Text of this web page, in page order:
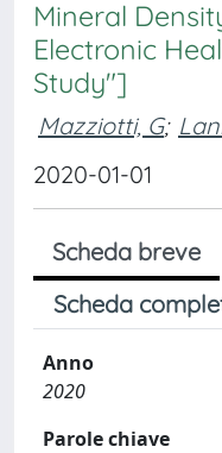
Mineral
Electronic
Study"]
Mazziotti, G;
2020-01-01
Scheda breve
Scheda
Anno
2020
Parole chiave